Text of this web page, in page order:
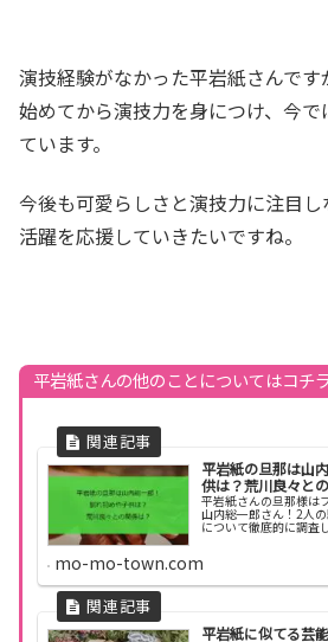
演技経験がなかった平岩紙さんで
始めてから演技力を身につけ、今
ています。
今後も可愛らしさと演技力に注目
活躍を応援していきたいですね。
平岩紙さんの他のことについてはコチラ
平岩紙の旦那は山
供は？荒川良々と
平岩紙さんの旦那様は
山内総一郎さん！2人
について徹底的に調査
mo-mo-town.com
平岩紙に似てる芸